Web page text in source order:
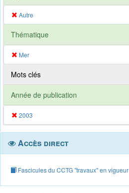
Autre
Thématique
Mer
Mots clés
Année de publication
2003
Accès direct
Fascicules du CCTG "travaux" en vigueur